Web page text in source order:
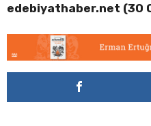
edebiyathaber.net (30